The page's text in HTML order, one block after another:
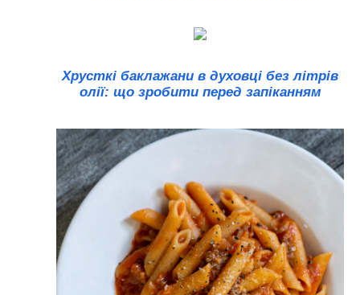
Хрусткі баклажани в духовці без літрів
олії: що зробити перед запіканням